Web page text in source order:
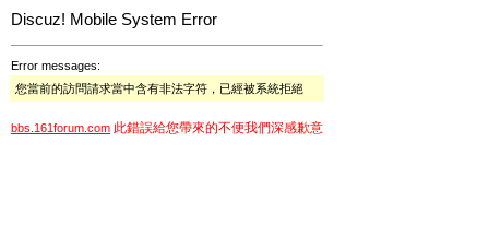
Discuz! Mobile System Error
Error messages:
您當前的訪問請求當中含有非法字符，已經被系統拒絕
bbs.161forum.com 此錯誤給您帶來的不便我們深感歉意